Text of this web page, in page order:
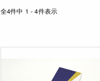
全4件中 1 - 4件表示